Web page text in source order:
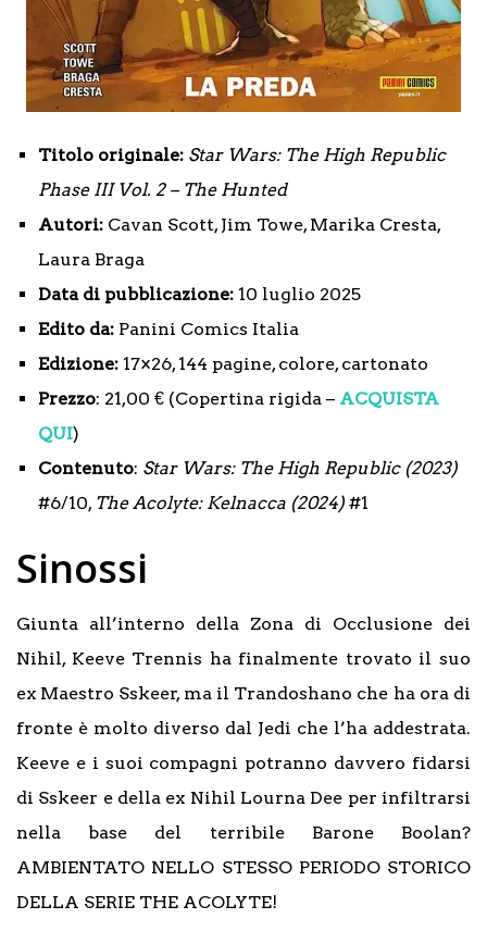
Titolo originale: Star Wars: The High Republic
Phase III Vol. 2 – The Hunted
Autori: Cavan Scott, Jim Towe, Marika Cresta,
Laura Braga
Data di pubblicazione: 10 luglio 2025
Edito da: Panini Comics Italia
Edizione: 17×26, 144 pagine, colore, cartonato
Prezzo: 21,00 € (Copertina rigida – ACQUISTA
QUI)
Contenuto: Star Wars: The High Republic (2023)
#6/10, The Acolyte: Kelnacca (2024) #1
Sinossi
Giunta all’interno della Zona di Occlusione dei
Nihil, Keeve Trennis ha finalmente trovato il suo
ex Maestro Sskeer, ma il Trandoshano che ha ora di
fronte è molto diverso dal Jedi che l’ha addestrata.
Keeve e i suoi compagni potranno davvero fidarsi
di Sskeer e della ex Nihil Lourna Dee per infiltrarsi
nella base del terribile Barone Boolan?
AMBIENTATO NELLO STESSO PERIODO STORICO
DELLA SERIE THE ACOLYTE!